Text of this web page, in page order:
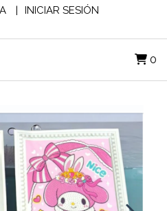
INICIAR SESIÓN
0